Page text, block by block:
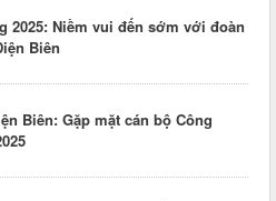
2025: Niềm vui đến sớm với đoàn
Biên
Biên: Gặp mặt cán bộ Công